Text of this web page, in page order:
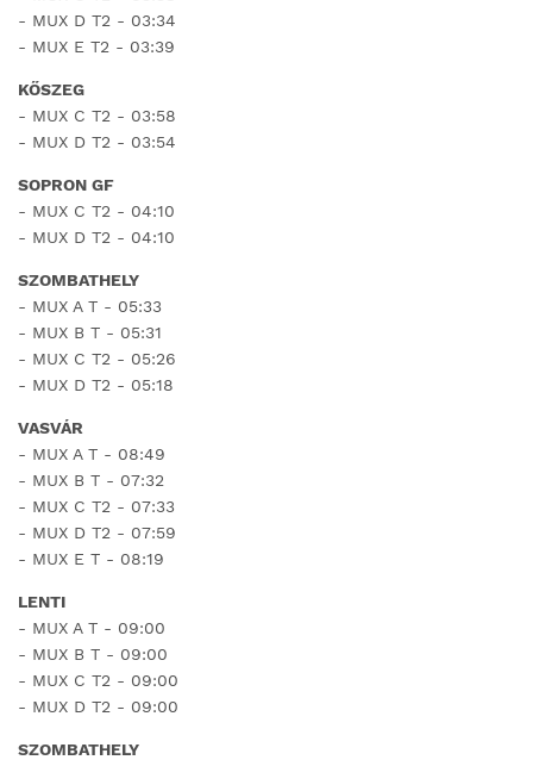
- MUX D T2 - 03:34
- MUX E T2 - 03:39
KŐSZEG
- MUX C T2 - 03:58
- MUX D T2 - 03:54
SOPRON GF
- MUX C T2 - 04:10
- MUX D T2 - 04:10
SZOMBATHELY
- MUX A T - 05:33
- MUX B T - 05:31
- MUX C T2 - 05:26
- MUX D T2 - 05:18
VASVÁR
- MUX A T - 08:49
- MUX B T - 07:32
- MUX C T2 - 07:33
- MUX D T2 - 07:59
- MUX E T - 08:19
LENTI
- MUX A T - 09:00
- MUX B T - 09:00
- MUX C T2 - 09:00
- MUX D T2 - 09:00
SZOMBATHELY